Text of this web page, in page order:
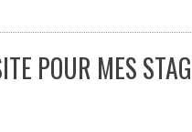
POUR MES